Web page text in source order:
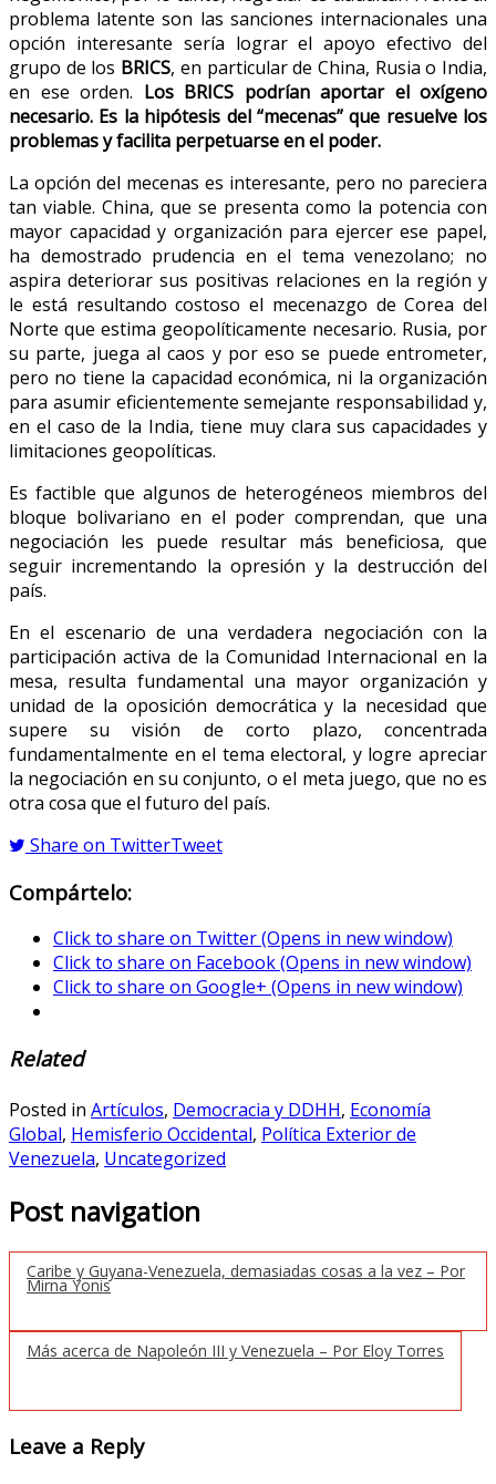
problema latente son las sanciones internacionales una
opción interesante sería lograr el apoyo efectivo del
grupo de los BRICS, en particular de China, Rusia o India,
en ese orden. Los BRICS podrían aportar el oxígeno
necesario. Es la hipótesis del “mecenas” que resuelve los
problemas y facilita perpetuarse en el poder.
La opción del mecenas es interesante, pero no pareciera
tan viable. China, que se presenta como la potencia con
mayor capacidad y organización para ejercer ese papel,
ha demostrado prudencia en el tema venezolano; no
aspira deteriorar sus positivas relaciones en la región y
le está resultando costoso el mecenazgo de Corea del
Norte que estima geopolíticamente necesario. Rusia, por
su parte, juega al caos y por eso se puede entrometer,
pero no tiene la capacidad económica, ni la organización
para asumir eficientemente semejante responsabilidad y,
en el caso de la India, tiene muy clara sus capacidades y
limitaciones geopolíticas.
Es factible que algunos de heterogéneos miembros del
bloque bolivariano en el poder comprendan, que una
negociación les puede resultar más beneficiosa, que
seguir incrementando la opresión y la destrucción del
país.
En el escenario de una verdadera negociación con la
participación activa de la Comunidad Internacional en la
mesa, resulta fundamental una mayor organización y
unidad de la oposición democrática y la necesidad que
supere su visión de corto plazo, concentrada
fundamentalmente en el tema electoral, y logre apreciar
la negociación en su conjunto, o el meta juego, que no es
otra cosa que el futuro del país.
Share on TwitterTweet
Compártelo:
Click to share on Twitter (Opens in new window)
Click to share on Facebook (Opens in new window)
Click to share on Google+ (Opens in new window)
Related
Posted in Artículos, Democracia y DDHH, Economía
Global, Hemisferio Occidental, Política Exterior de
Venezuela, Uncategorized
Post navigation
Caribe y Guyana-Venezuela, demasiadas cosas a la vez – Por
Mirna Yonis
Más acerca de Napoleón III y Venezuela – Por Eloy Torres
Leave a Reply